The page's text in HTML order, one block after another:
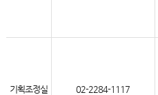
기획조정실 02-2284-1117